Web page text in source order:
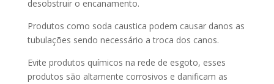
desobstruir o encanamento.
Produtos como soda caustica podem causar danos as
tubulações sendo necessário a troca dos canos.
Evite produtos químicos na rede de esgoto, esses
produtos são altamente corrosivos e danificam as